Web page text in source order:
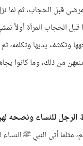
قبل الحجاب، ثم لما
قبل الحجاب المرأة أولاً
وتكشف يديها وتكلمه، ثم
من ذلك، وما كانوا
...
للنساء ونصحه
مثلما أتى النبي ﷺ النساء